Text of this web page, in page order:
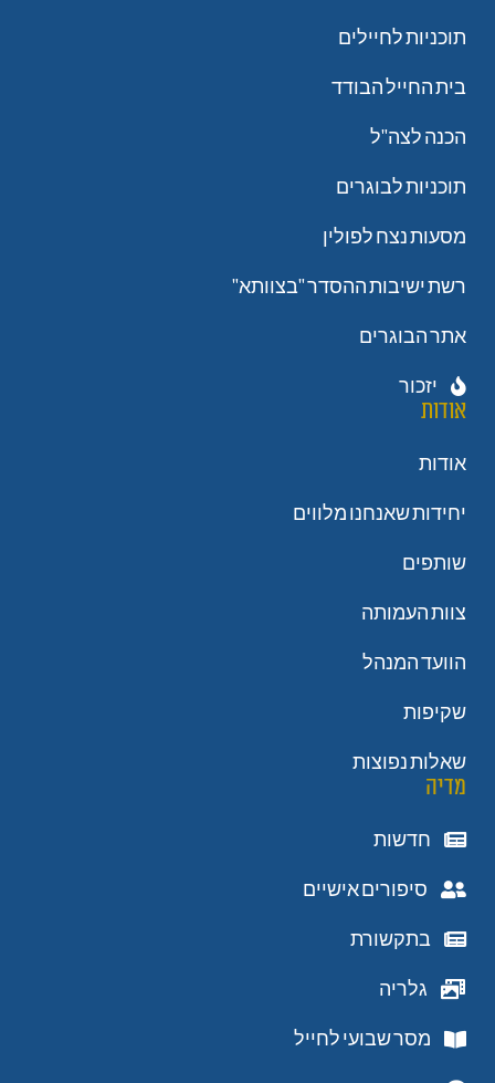
תוכניות לחיילים
בית החייל הבודד
הכנה לצה"ל
תוכניות לבוגרים
מסעות נצח לפולין
רשת ישיבות ההסדר "בצוותא"
אתר הבוגרים
יזכור
אודות
אודות
יחידות שאנחנו מלווים
שותפים
צוות העמותה
הוועד המנהל
שקיפות
שאלות נפוצות
מדיה
חדשות
סיפורים אישיים
בתקשורת
גלריה
מסר שבועי לחייל